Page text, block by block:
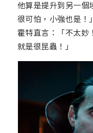
他算是提升到另一個
很可怕，小強也是！
霍特直言：「不太妙
就是很昆蟲！」